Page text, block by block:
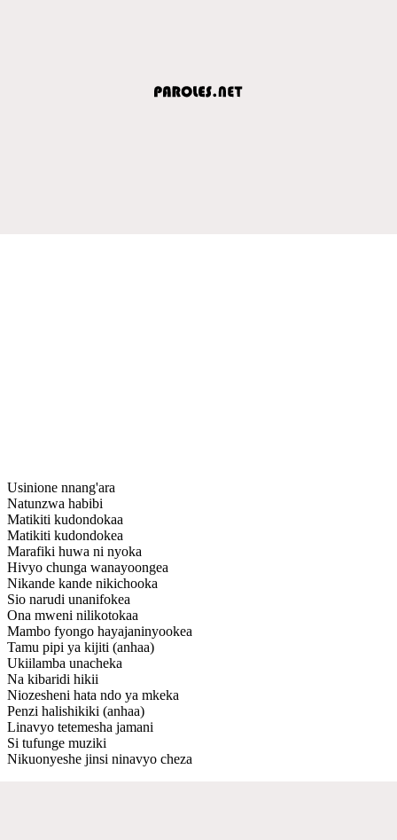
Usinione nnang'ara
Natunzwa habibi
Matikiti kudondokaa
Matikiti kudondokea
Marafiki huwa ni nyoka
Hivyo chunga wanayoongea
Nikande kande nikichooka
Sio narudi unanifokea
Ona mweni nilikotokaa
Mambo fyongo hayajaninyookea
Tamu pipi ya kijiti (anhaa)
Ukiilamba unacheka
Na kibaridi hikii
Niozesheni hata ndo ya mkeka
Penzi halishikiki (anhaa)
Linavyo tetemesha jamani
Si tufunge muziki
Nikuonyeshe jinsi ninavyo cheza